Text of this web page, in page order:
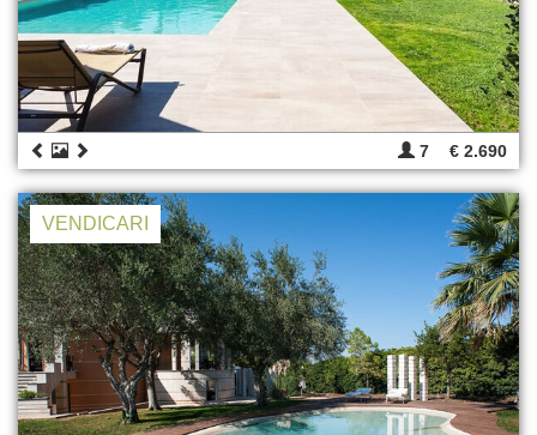
7 € 2.690
VENDICARI